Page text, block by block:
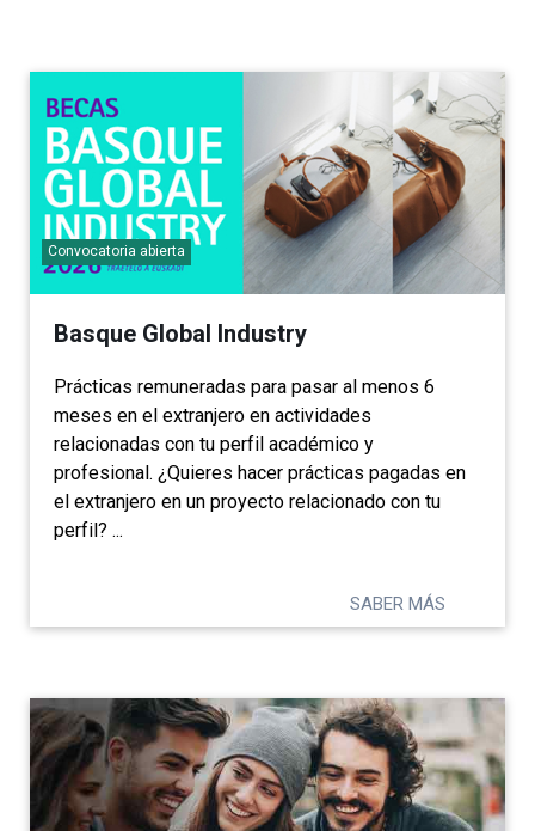
Basque Global Industry
Convocatoria abierta
Prácticas remuneradas para pasar al menos 6
meses en el extranjero en actividades
relacionadas con tu perfil académico y
profesional. ¿Quieres hacer prácticas pagadas en
el extranjero en un proyecto relacionado con tu
perfil? ...
SABER MÁS